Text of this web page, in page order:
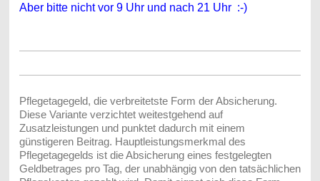
Aber bitte nicht vor 9 Uhr und nach 21 Uhr :-)
Pflegetagegeld, die verbreitetste Form der Absicherung.
Diese Variante verzichtet weitestgehend auf
Zusatzleistungen und punktet dadurch mit einem
günstigeren Beitrag. Hauptleistungsmerkmal des
Pflegetagegelds ist die Absicherung eines festgelegten
Geldbetrages pro Tag, der unabhängig von den tatsächlichen